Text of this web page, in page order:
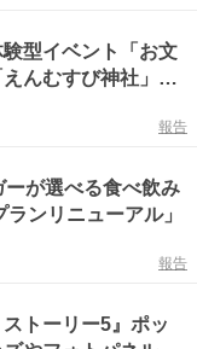
型イベント「お文
んむすび神社」を
報告
が選べる食べ飲み
ンリニューアル」
報告
トーリー5』ポッ